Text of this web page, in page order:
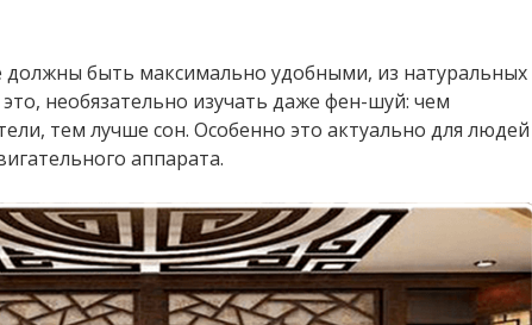
должны быть максимально удобными, из натуральных
необязательно изучать даже фен-шуй: чем
тем лучше сон. Особенно это актуально для людей
аппарата.